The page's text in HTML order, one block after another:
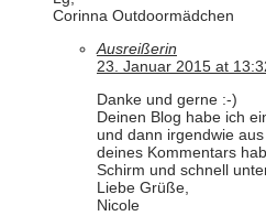
Corinna Outdoormädchen
Ausreißerin
23. Januar 2015 at
Danke und gerne :-)
Deinen Blog habe ich
und dann irgendwie
deines Kommentars
Schirm und schnell
Liebe Grüße,
Nicole